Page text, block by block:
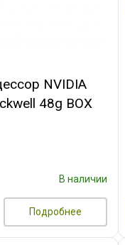
NVIDIA
48g BOX
В наличии
Подробнее